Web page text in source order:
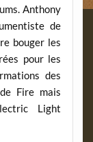
Anthony
de
bouger les
pour les
des
Fire mais
Light